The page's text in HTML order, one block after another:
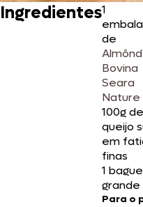
Ingredientes1
de
Bovina
Seara
Nature
100g de
queijo
em
finas
1
grande
Para o